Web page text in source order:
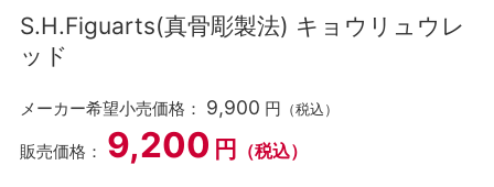
S.H.Figuarts(真骨彫製法) キョウリュウレ
ッド
メーカー希望小売価格： 9,900 円 （税込）
販売価格： 9,200 円 （税込）